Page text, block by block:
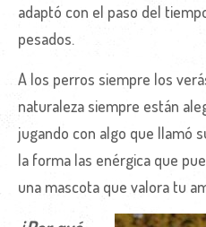
adaptó con el paso del
pesados.
A los perros siempre los
naturaleza siempre están
jugando con algo que llamó
la forma las enérgica que
una mascota que valora tu